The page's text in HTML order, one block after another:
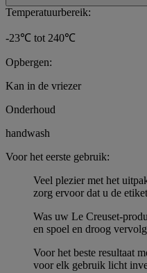
Temperatuurbereik:
-23℃ tot 240℃
Opbergen:
Kan in de vriezer
Onderhoud
handwash
Voor het eerste gebruik:
Veel plezier met het
zorg ervoor dat u de
Was uw Le Creuset-
en spoel en droog
Voor het beste resultaat
voor elk gebruik licht